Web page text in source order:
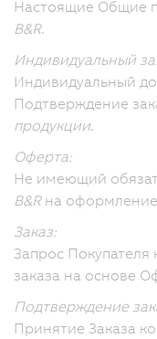
Настоящие Общие
B&R.
Индивидуальный
Индивидуальный
Подтверждение
продукции.
Оферта:
Не имеющий
B&Rна оформление
Заказ:
Запрос
заказа на основе
Подтверждение
Принятие Заказа